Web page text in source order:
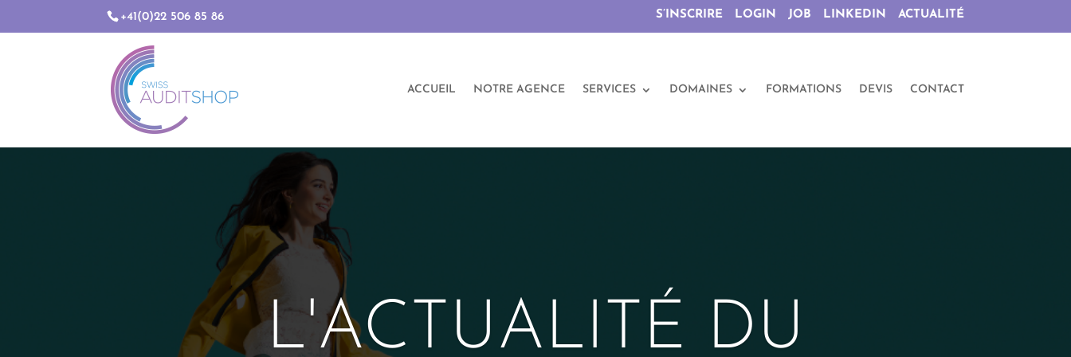
+41(0)22 506 85 86 S’INSCRIRE LOGIN JOB LINKEDIN ACTUALITÉ
ACCUEIL NOTRE AGENCE SERVICES DOMAINES FORMATIONS DEVIS CONTACT
L'ACTUALITÉ DU